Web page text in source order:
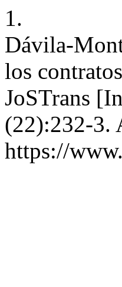
1.
Dávila-
los
JoSTrans
(22):232-3.
https://